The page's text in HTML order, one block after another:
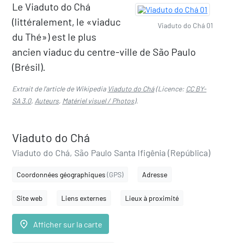
Viaduto do Chá 01
Le Viaduto do Chá
(littéralement, le «viaduc
du Thé») est le plus
ancien viaduc du centre-ville de São Paulo
(Brésil).
Extrait de l'article de Wikipedia Viaduto do Chá(Licence: CC BY-
SA 3.0, Auteurs, Matériel visuel / Photos).
Viaduto do Chá
Viaduto do Chá, São Paulo Santa Ifigênia (República)
Coordonnées géographiques (GPS) Adresse
Site web Liens externes Lieux à proximité
place Afficher sur la carte